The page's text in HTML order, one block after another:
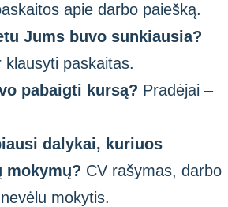
apie darbo paiešką.
Jums buvo sunkiausia?
klausyti paskaitas.
pabaigti kursą? Pradėjai –
dalykai, kuriuos
mokymų? CV rašymas, darbo
mokytis.